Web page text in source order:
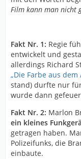
Film kann man nicht
Fakt Nr. 1: Regie
entwickelt und
allerdings Richard
„Die Farbe aus dem
stand) durfte nur
wurde dann
Fakt Nr. 2: Marlon
ein kleines
getragen haben.
Polizeifunks, die
einbaute.